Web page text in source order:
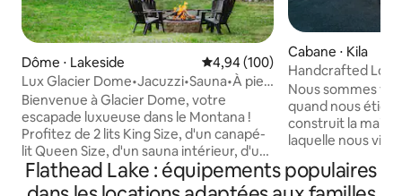
Dôme ⋅ Lakeside Évaluation moyenne sur la
4,94 (100)
Lux Glacier Dome•Jacuzzi•Sauna•À pied
du lac Flathead
Bienvenue à Glacier Dome, votre
escapade luxueuse dans le Montana !
Profitez de 2 lits King Size, d'un canapé-
lit Queen Size, d'un sauna intérieur, d'un
jacuzzi, d'un feu de camp, d'un cornhole,
d'une télévision, d'une salle de bain
Cabane ⋅ Kila
Handcrafted Log
Park
Nous sommes
quand nous
construit la
laquelle nous
amoureuse de
texture du bois et
Flathead Lake : équipements populaires